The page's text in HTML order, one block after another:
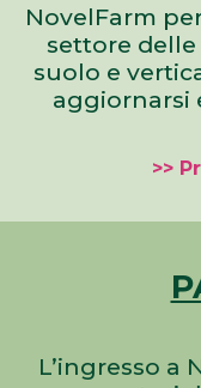
NovelFarm
settore
suolo e
aggiornarsi
>>
L’ingresso a